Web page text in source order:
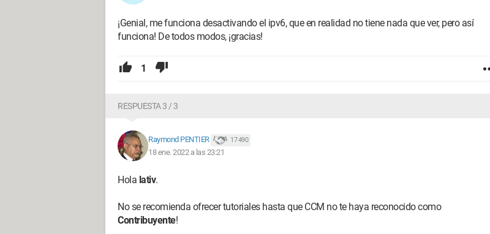
¡Genial, me funciona desactivando el ipv6, que en realidad no tiene nada que ver, pero así
funciona! De todos modos, ¡gracias!
1
RESPUESTA 3 / 3
Raymond PENTIER 17 490
18 ene. 2022 a las 23:21
Hola lativ.
No se recomienda ofrecer tutoriales hasta que CCM no te haya reconocido como
Contribuyente!